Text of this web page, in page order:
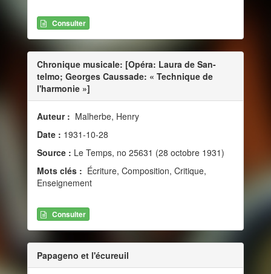
Consulter
Chronique musicale: [Opéra: Laura de San-
telmo; Georges Caussade: « Technique de
l'harmonie »]
Auteur : Malherbe, Henry
Date : 1931-10-28
Source : Le Temps, no 25631 (28 octobre 1931)
Mots clés : Écriture, Composition, Critique,
Enseignement
Consulter
Papageno et l'écureuil